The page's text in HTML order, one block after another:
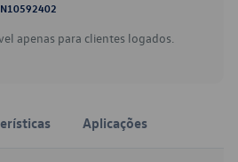
N10592402
apenas para clientes logados.
Aplicações